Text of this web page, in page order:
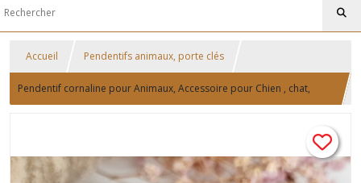
Accueil Pendentifs animaux, porte clés
Pendentif cornaline pour Animaux, Accessoire pour Chien , chat,